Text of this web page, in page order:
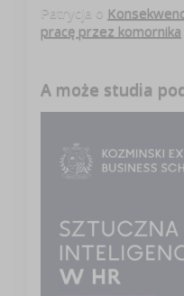
Patrycja o
pracę przez komornika
A może studia